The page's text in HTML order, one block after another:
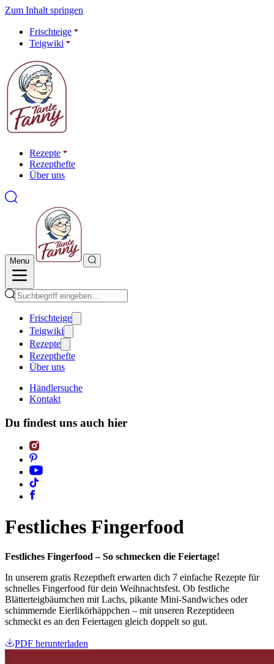
Zum Inhalt springen
Frischteige
Teigwiki
Rezepte
Rezepthefte
Über uns
Menu
Frischteige
Teigwiki
Rezepte
Rezepthefte
Über uns
Händlersuche
Kontakt
Du findest uns auch hier
Festliches Fingerfood
Festliches Fingerfood – So schmecken die Feiertage!
In unserem gratis Rezeptheft erwarten dich 7 einfache Rezepte für
schnelles Fingerfood für dein Weihnachtsfest. Ob festliche
Blätterteigbäumchen mit Lachs, pikante Mini-Sandwiches oder
schimmernde Eierlikörhäppchen – mit unseren Rezeptideen
schmeckt es an den Feiertagen gleich doppelt so gut.
PDF herunterladen